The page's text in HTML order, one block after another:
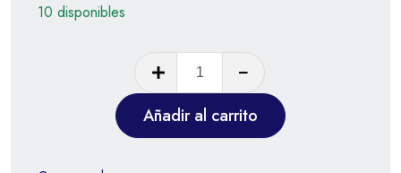
10 disponibles
Añadir al carrito